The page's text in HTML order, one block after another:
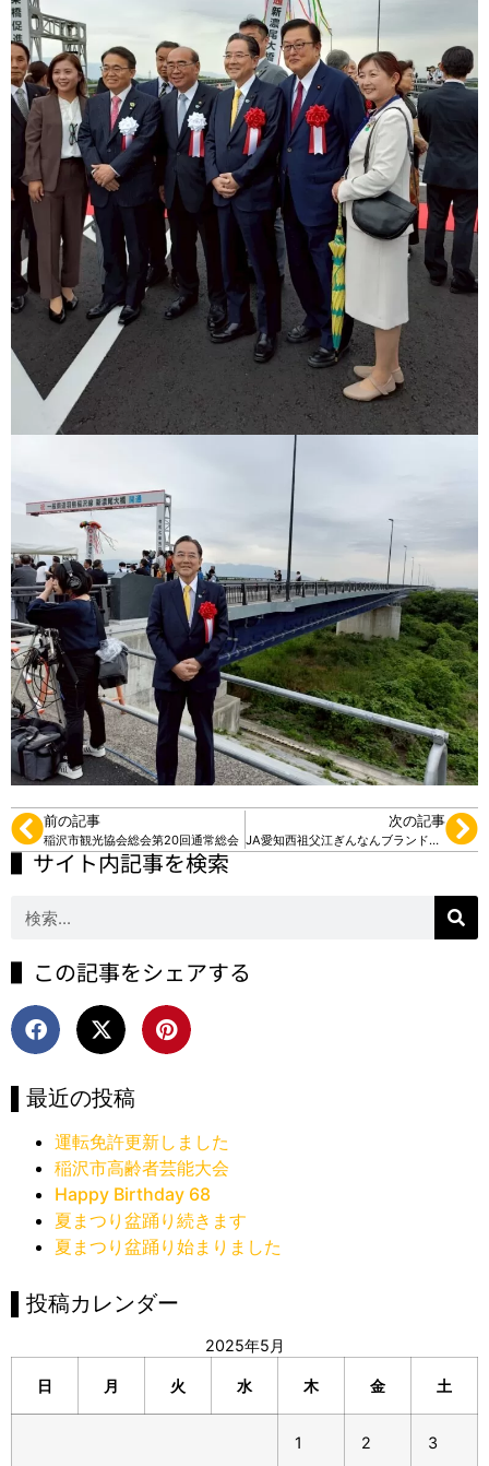
前の記事
稲沢市観光協会総会第20回通常総会
次の記事
JA愛知西祖父江ぎんなんブランド部会総会
▌サイト内記事を検索
▌この記事をシェアする
▌最近の投稿
運転免許更新しました
稲沢市高齢者芸能大会
Happy Birthday 68
夏まつり盆踊り続きます
夏まつり盆踊り始まりました
▌投稿カレンダー
2025年5月
日 月 火 水 木 金 土
1 2 3